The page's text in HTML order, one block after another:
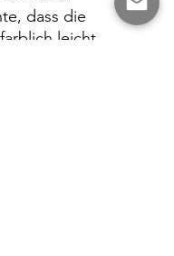
dass die
leicht